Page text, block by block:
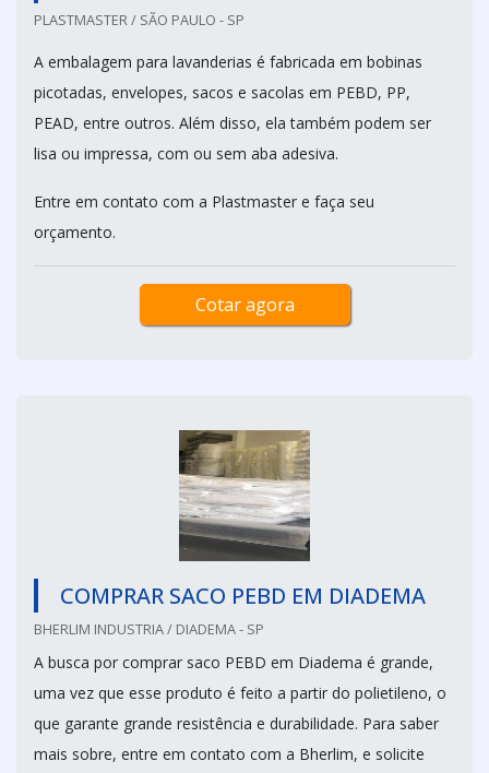
PLASTMASTER / SÃO PAULO - SP
A embalagem para lavanderias é fabricada em bobinas
picotadas, envelopes, sacos e sacolas em PEBD, PP,
PEAD, entre outros. Além disso, ela também podem ser
lisa ou impressa, com ou sem aba adesiva.
Entre em contato com a Plastmaster e faça seu
orçamento.
Cotar agora
COMPRAR SACO PEBD EM DIADEMA
BHERLIM INDUSTRIA / DIADEMA - SP
A busca por comprar saco PEBD em Diadema é grande,
uma vez que esse produto é feito a partir do polietileno, o
que garante grande resistência e durabilidade. Para saber
mais sobre, entre em contato com a Bherlim, e solicite